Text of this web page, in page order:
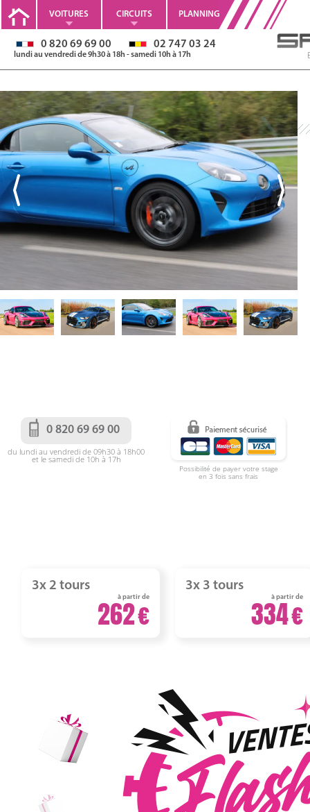
VOITURES CIRCUITS PLANNING
0 820 69 69 00 02 747 03 24
lundi au vendredi de 9h30 à 18h - samedi 10h à 17h
0 820 69 69 00
du lundi au vendredi de 09h30 à 18h00
et le samedi de 10h à 17h
Possibilité de payer votre stage
en 3 fois sans frais
3x 2 tours
à partir de
262
3x 3 tours
à partir de
334